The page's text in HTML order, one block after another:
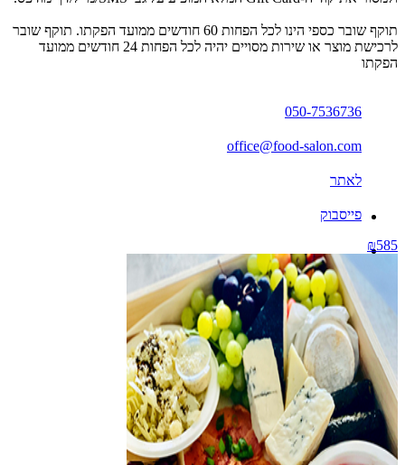
תוקף שובר כספי הינו לכל הפחות 60 חודשים ממועד הפקתו. תוקף שובר
לרכישת מוצר או שירות מסויים יהיה לכל הפחות 24 חודשים ממועד
הפקתו
050-7536736
office@food-salon.com
לאתר
פייסבוק
₪585